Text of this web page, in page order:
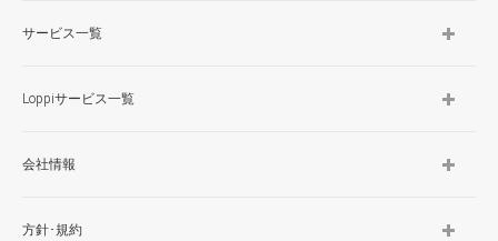
サービス一覧
Loppiサービス一覧
会社情報
方針･規約